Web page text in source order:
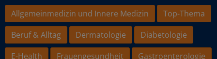
Allgemeinmedizin und Innere Medizin
Top-Thema
Beruf & Alltag
Dermatologie
Diabetologie
E-Health
Frauengesundheit
Gastroenterologie